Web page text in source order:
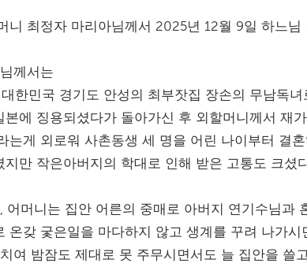
니 최정자 마리아님께서 2025년 12월 9일 하느님
께서는
한민국 경기도 안성의 최부잣집 장손의 무남독
본에 징용되셨다가 돌아가신 후 외할머니께서 재
는게 외로워 사촌동생 세 명을 어린 나이부터 결
지만 작은아버지의 학대로 인해 받은 고통도 크셨
어머니는 집안 어른의 중매로 아버지 연기수님과
온갖 궃은일을 마다하지 않고 생계를 꾸려 나가
여 밤잠도 제대로 못 주무시면서도 늘 집안을 쓸